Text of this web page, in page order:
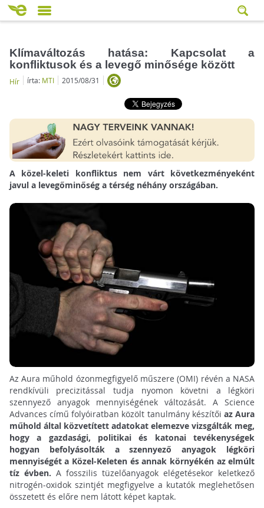
Klímaváltozás hatása: Kapcsolat a
konfliktusok és a levegő minősége között
Hír írta: MTI 2015/08/31
A közel-keleti konfliktus nem várt következményeként
javul a levegőminőség a térség néhány országában.
Az Aura műhold ózonmegfigyelő műszere (OMI) révén a NASA
rendkívüli precizitással tudja nyomon követni a légköri
szennyező anyagok mennyiségének változását. A Science
Advances című folyóiratban közölt tanulmány készítőiaz Aura
műhold által közvetített adatokat elemezve vizsgálták meg,
hogy a gazdasági, politikai és katonai tevékenységek
hogyan befolyásolták a szennyező anyagok légköri
mennyiségét a Közel-Keleten és annak környékén az elmúlt
tíz évben. A fosszilis tüzelőanyagok elégetésekor keletkező
nitrogén-oxidok szintjét megfigyelve a kutatók meglehetősen
összetett és előre nem látott képet kaptak.